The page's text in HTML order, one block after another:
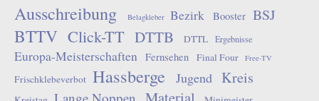
Ausschreibung Belagkleber Bezirk Booster BSJ
BTTV Click-TT DTTB DTTL Ergebnisse
Europa-Meisterschaften Fernsehen Final Four Free-TV
Frischklebeverbot Hassberge Jugend Kreis